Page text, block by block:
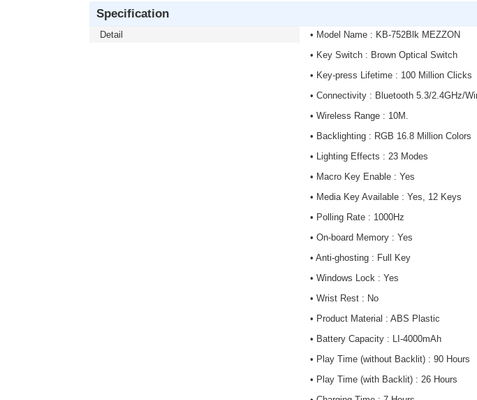
Specification
Detail
• Model Name : KB-752Blk MEZZON
• Key Switch : Brown Optical Switch
• Key-press Lifetime : 100 Million Clicks
• Connectivity : Bluetooth 5.3/2.4GHz/
• Wireless Range : 10M.
• Backlighting : RGB 16.8 Million Colors
• Lighting Effects : 23 Modes
• Macro Key Enable : Yes
• Media Key Available : Yes, 12 Keys
• Polling Rate : 1000Hz
• On-board Memory : Yes
• Anti-ghosting : Full Key
• Windows Lock : Yes
• Wrist Rest : No
• Product Material : ABS Plastic
• Battery Capacity : LI-4000mAh
• Play Time (without Backlit) : 90 Hours
• Play Time (with Backlit) : 26 Hours